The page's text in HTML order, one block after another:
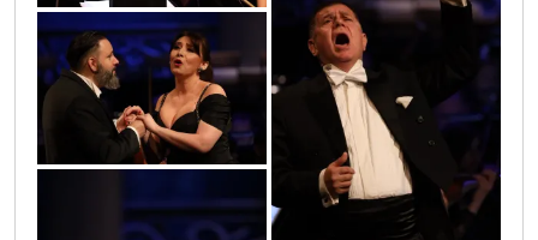
0o3a0068
0o3a0255